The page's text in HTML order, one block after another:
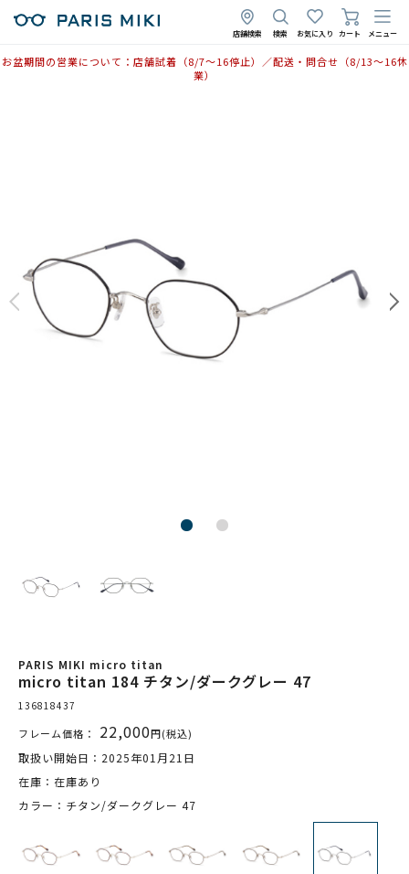
店舗検索 検索 お気に入り カート メニュー
お盆期間の営業について：店舗試着（8/7〜16停止）／配送・問合せ（8/13〜16休
業）
PARIS MIKI micro titan
micro titan 184 チタン/ダークグレー 47
136818437
フレーム価格： 22,000円(税込)
取扱い開始日：2025年01月21日
在庫：在庫あり
カラー：チタン/ダークグレー 47